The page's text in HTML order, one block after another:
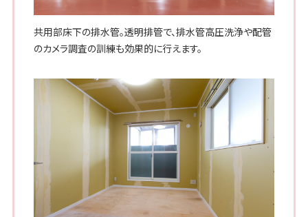
共用部床下の排水管。透明排管で、排水管高圧洗浄や配管
のカメラ調査の訓練も効果的に行えます。